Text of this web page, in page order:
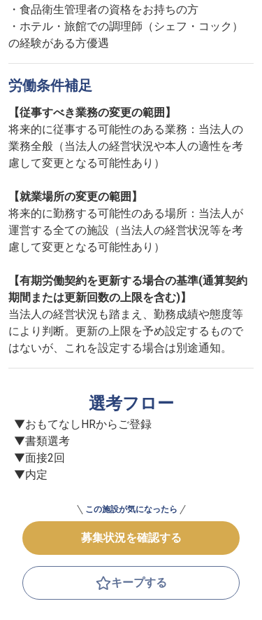
・食品衛生管理者の資格をお持ちの方
・ホテル・旅館での調理師（シェフ・コック）
の経験がある方優遇
労働条件補足
【従事すべき業務の変更の範囲】
将来的に従事する可能性のある業務：当法人の
業務全般（当法人の経営状況や本人の適性を考
慮して変更となる可能性あり）
【就業場所の変更の範囲】
将来的に勤務する可能性のある場所：当法人が
運営する全ての施設（当法人の経営状況等を考
慮して変更となる可能性あり）
【有期労働契約を更新する場合の基準(通算契約
期間または更新回数の上限を含む)】
当法人の経営状況も踏まえ、勤務成績や態度等
により判断。更新の上限を予め設定するもので
はないが、これを設定する場合は別途通知。
選考フロー
▼おもてなしHRからご登録
▼書類選考
▼面接2回
▼内定
この施設が気になったら
募集状況を確認する
キープする